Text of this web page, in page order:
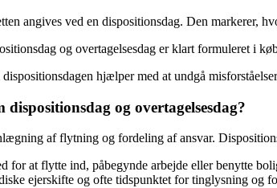
angives ved en dispositionsdag. Den markerer,
og overtagelsesdag er klart formuleret i
hjælper med at undgå
og overtagelsesdag?
af flytning og fordeling af ansvar.
for at flytte ind, påbegynde arbejde eller benytte
ejerskifte og ofte tidspunktet for tinglysning og